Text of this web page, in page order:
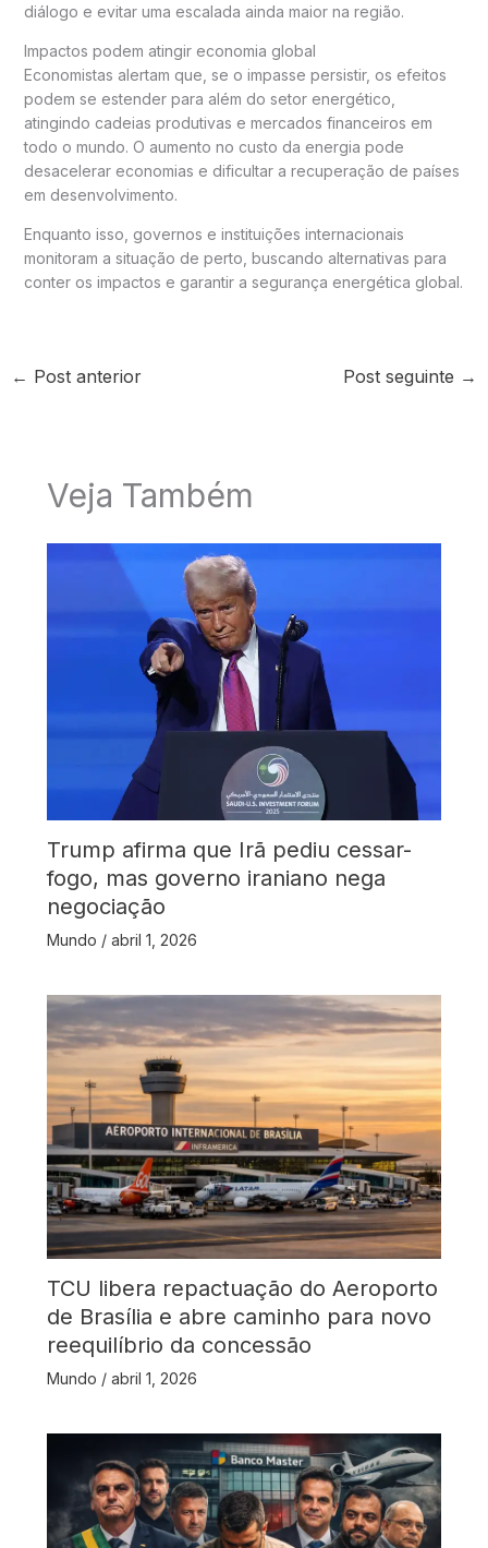
diálogo e evitar uma escalada ainda maior na região.
Impactos podem atingir economia global
Economistas alertam que, se o impasse persistir, os efeitos
podem se estender para além do setor energético,
atingindo cadeias produtivas e mercados financeiros em
todo o mundo. O aumento no custo da energia pode
desacelerar economias e dificultar a recuperação de países
em desenvolvimento.
Enquanto isso, governos e instituições internacionais
monitoram a situação de perto, buscando alternativas para
conter os impactos e garantir a segurança energética global.
← Post anterior Post seguinte →
Veja Também
Trump afirma que Irã pediu cessar-
fogo, mas governo iraniano nega
negociação
Mundo / abril 1, 2026
TCU libera repactuação do Aeroporto
de Brasília e abre caminho para novo
reequilíbrio da concessão
Mundo / abril 1, 2026